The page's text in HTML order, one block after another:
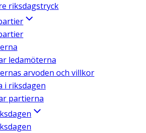
riksdagstryck
ledamöterna
arvoden och villkor
i riksdagen
partierna